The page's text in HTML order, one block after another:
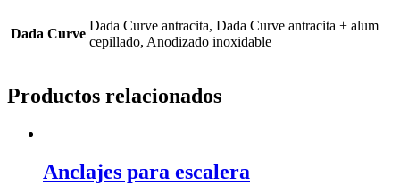
Dada Curve
Dada Curve antracita, Dada Curve antracita + alum
cepillado, Anodizado inoxidable
Productos relacionados
Anclajes para escalera